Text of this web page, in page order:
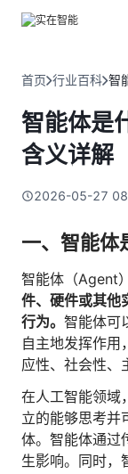
人人都会用的智能
智能文档审阅平台
实在 RPA 机器
可靠的机器人终端
实在 RPA 控制
强大的智能中枢
全面支持国产信
实在取数宝
一键提数整合，
通信运营商
零售电商
跨境电商
能源及制造业
医药行业
更多行业客户
金融
运营商
客服坐席 | 自
店铺运营 | 私
统计税务 | 行
烟草
资质审核 | 合
制造业
订单生成 | 库
司法
人才数字化
人才培养 |
财务
资源与支持
智能体市场
合作伙伴
客户支持
关于实在
媒体报道
视频动态
加入我们
首页 行业百科 智
智能体是
含义详解
2026-05-27
一、智能体
智能体（Agent
件、硬件或其他
行为。 智能体可
自主地发挥作用
应性、社会性、
在人工智能领域
立的能够思考并
体。智能体通过
生影响。同时，